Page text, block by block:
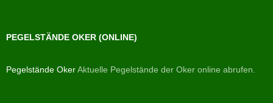
PEGELSTÄNDE OKER (ONLINE)
Pegelstände OkerAktuelle Pegelstände der Oker online abrufen.